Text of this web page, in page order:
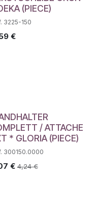
(PIECE)
3225-150
€
/ ATTACHE
* GLORIA (PIECE)
300150.0000
€ 4,24€